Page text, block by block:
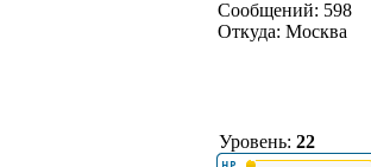
Сообщений: 598
Откуда: Москва
Уровень: 22